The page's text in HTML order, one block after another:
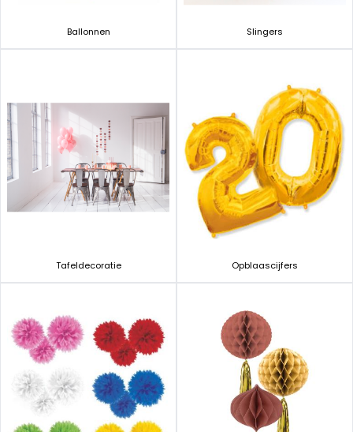
Ballonnen Slingers
Tafeldecoratie Opblaascijfers